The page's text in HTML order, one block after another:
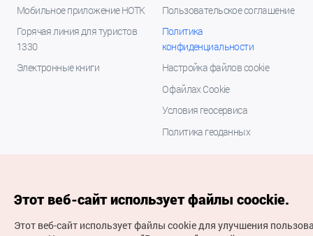
Мобильное приложение НОТК
Горячая линия для туристов
1330
Электронные книги
Пользовательское соглашение
Политика
конфиденциальности
Настройка файлов cookie
О файлах Cookie
Условия геосервиса
Политика геоданных
Этот веб-сайт использует файлы coockie.
Этот веб-сайт использует файлы cookie для улучшения